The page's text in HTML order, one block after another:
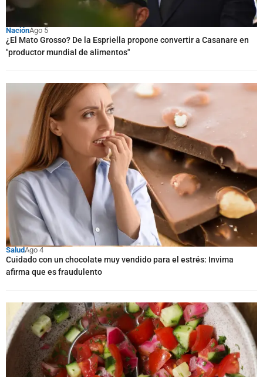
NaciónAgo 5
¿El Mato Grosso? De la Espriella propone convertir a Casanare en
"productor mundial de alimentos"
SaludAgo 4
Cuidado con un chocolate muy vendido para el estrés: Invima
afirma que es fraudulento